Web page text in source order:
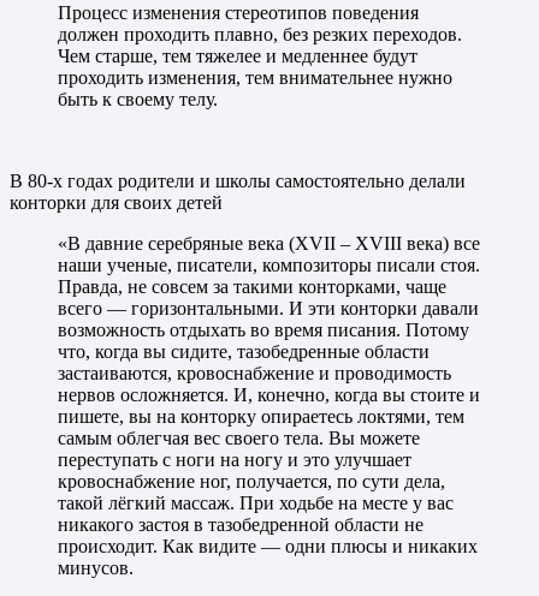
Процесс изменения стереотипов поведения
должен проходить плавно, без резких переходов.
Чем старше, тем тяжелее и медленнее будут
проходить изменения, тем внимательнее нужно
быть к своему телу.
В 80-х годах родители и школы самостоятельно делали
конторки для своих детей
«В давние серебряные века (ХVII – ХVIII века) все
наши ученые, писатели, композиторы писали стоя.
Правда, не совсем за такими конторками, чаще
всего — горизонтальными. И эти конторки давали
возможность отдыхать во время писания. Потому
что, когда вы сидите, тазобедренные области
застаиваются, кровоснабжение и проводимость
нервов осложняется. И, конечно, когда вы стоите и
пишете, вы на конторку опираетесь локтями, тем
самым облегчая вес своего тела. Вы можете
переступать с ноги на ногу и это улучшает
кровоснабжение ног, получается, по сути дела,
такой лёгкий массаж. При ходьбе на месте у вас
никакого застоя в тазобедренной области не
происходит. Как видите — одни плюсы и никаких
минусов.